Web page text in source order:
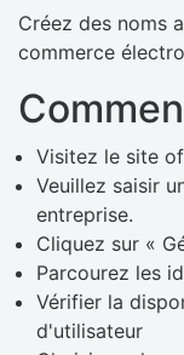
Créez des noms
commerce
Visitez le site
Veuillez saisir
entreprise.
Cliquez sur «
Parcourez les
Vérifier la
d'utilisateur